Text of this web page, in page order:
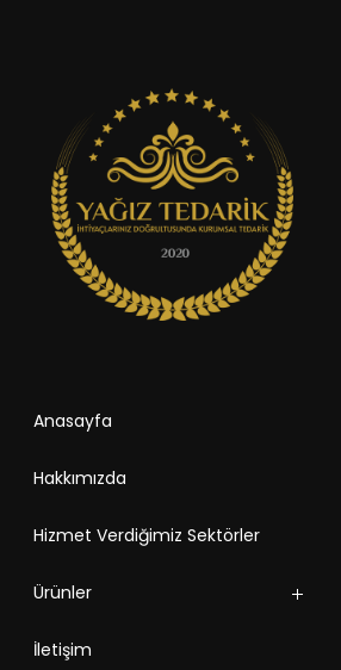
Anasayfa
Hakkımızda
Hizmet Verdiğimiz Sektörler
Ürünler
İletişim